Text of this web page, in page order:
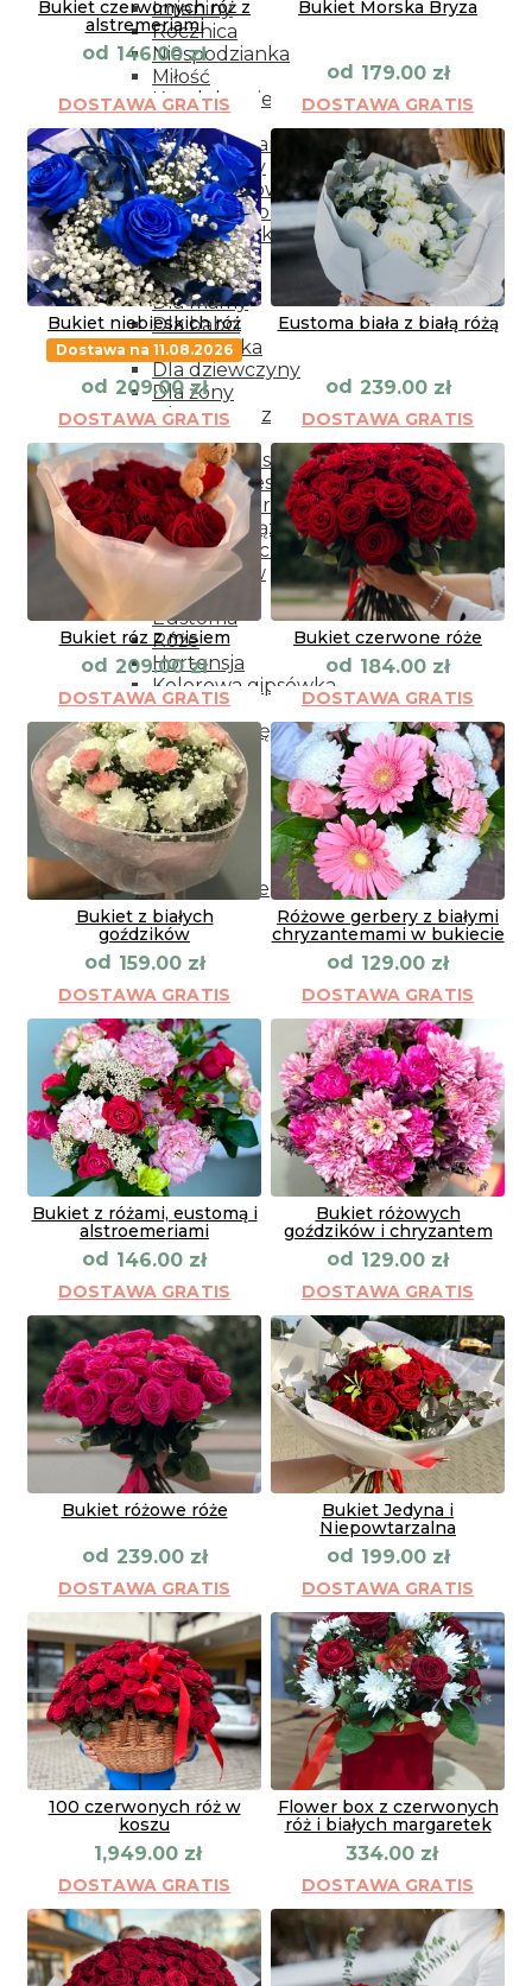
Imieniny
Rocznica
Niespodzianka
Miłość
Kondelencje
Podziękowania
Przeprosiny
Życzenia powrotu do zdrowia
Wianki dekoracyjne
Dodatki do kwiatów
Kwiaty
Dla bliskich
Dla mamy
Dla babci
Dla dziadka
Dla dziewczyny
Dla żony
Dla mężczyzny
Na każdą okazję
Kwiaty w koszyku
Bukiety mieszane
Wianki na drzwi
Wieńce i wiąznki pogrzebowe
Kwiaty doniczkowe
Rodzaje kwiatów
Peonii
Eustoma
Róże
Hortensja
Kolorowa gipsówka
Frezja
Storczyki cięte
Lilii
Alstromeria
Goździki
Gerbery
Tulipany
Kolorowa gipsówka
Wiązanki pogrzebowe
Bukiet czerwonych róż z
alstremeriami
od 146.00zł
DOSTAWA GRATIS
Bukiet Morska Bryza
od 179.00 zł
DOSTAWA GRATIS
Bukiet niebieskich róż
Dostawa na 11.08.2026
od 209.00zł
DOSTAWA GRATIS
Eustoma biała z białą różą
od 239.00 zł
DOSTAWA GRATIS
Bukiet róz z misiem
od 209.00zł
DOSTAWA GRATIS
Bukiet czerwone róże
od 184.00 zł
DOSTAWA GRATIS
Bukiet z białych
goździków
od 159.00 zł
DOSTAWA GRATIS
Różowe gerbery z białymi
chryzantemami w bukiecie
od 129.00 zł
DOSTAWA GRATIS
Bukiet z różami, eustomą i
alstroemeriami
od 146.00 zł
DOSTAWA GRATIS
Bukiet różowych
goździków i chryzantem
od 129.00 zł
DOSTAWA GRATIS
Bukiet różowe róże
od 239.00 zł
DOSTAWA GRATIS
Bukiet Jedyna i
Niepowtarzalna
od 199.00 zł
DOSTAWA GRATIS
100 czerwonych róż w
koszu
1,949.00 zł
DOSTAWA GRATIS
Flower box z czerwonych
róż i białych margaretek
334.00 zł
DOSTAWA GRATIS